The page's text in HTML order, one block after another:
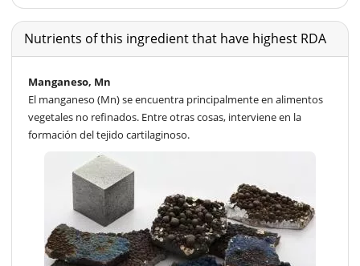
Nutrients of this ingredient that have highest RDA
Manganeso, Mn
El manganeso (Mn) se encuentra principalmente en alimentos
vegetales no refinados. Entre otras cosas, interviene en la
formación del tejido cartilaginoso.